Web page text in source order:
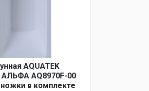
AQUATEK
АЛЬФА AQ8970F-00
ножки в комплекте